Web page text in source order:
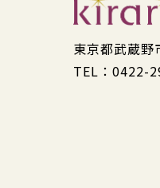
東京都武蔵
TEL：0422-